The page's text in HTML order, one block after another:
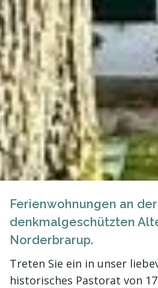
Ferienwohnungen an
denkmalgeschützten
Norderbrarup.
Treten Sie ein in unser
historisches Pastorat von